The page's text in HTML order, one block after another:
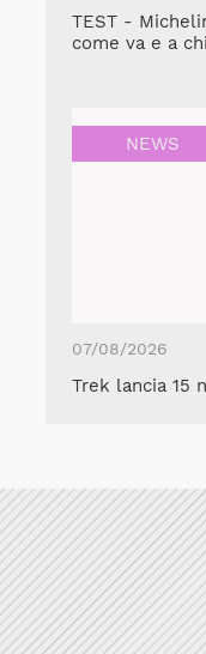
TEST -
come va e a
NEWS
07/08/2026
Trek lancia 15